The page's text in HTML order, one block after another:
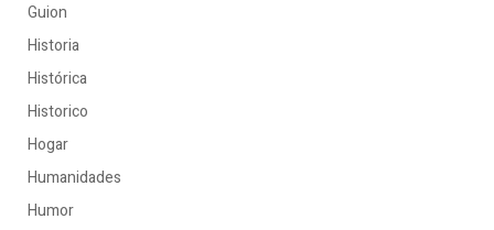
Guion
Historia
Histórica
Historico
Hogar
Humanidades
Humor